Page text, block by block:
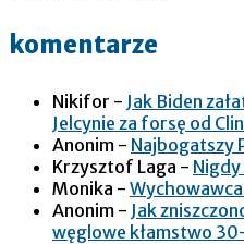
komentarze
Nikifor - Jak Biden
Jelcynie za forsę od
Anonim - Najbogatszy
Krzysztof Laga -
Monika -
Anonim - Jak
węglowe kłamstwo